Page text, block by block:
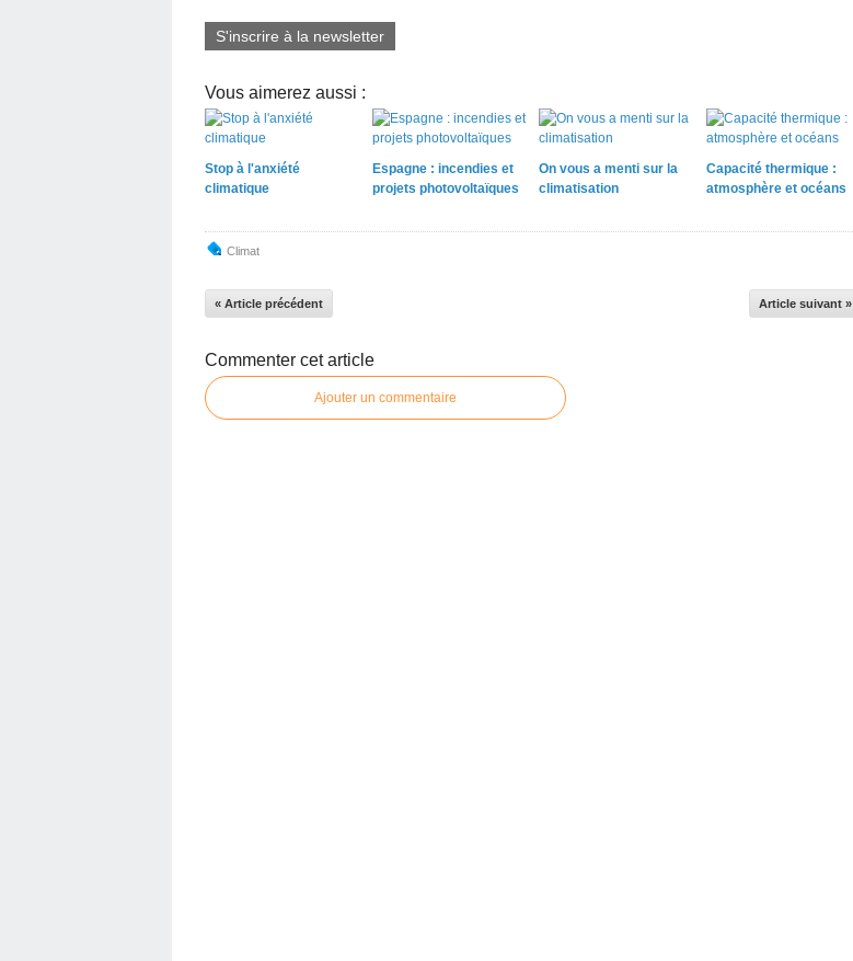
S'inscrire à la newsletter
Vous aimerez aussi :
Stop à l'anxiété
climatique
Espagne : incendies et
projets photovoltaïques
On vous a menti sur la
climatisation
Capacité thermique :
atmosphère et océans
Climat
« Article précédent Article suivant »
Commenter cet article
Ajouter un commentaire